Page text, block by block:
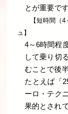
とが重要です
【短時間（4～
ュ】
4～6時間程
して乗り切
むことで後
たとえば「
ーロ・テク
果的とされ